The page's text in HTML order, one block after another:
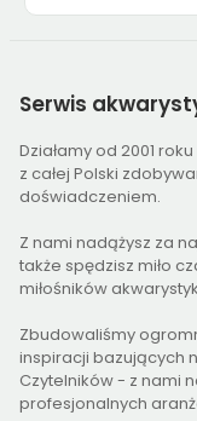
Serwis
Działamy od 2001
z całej Polski
doświadczeniem.
Z nami nadążysz za
także spędzisz miło
miłośników
Zbudowaliśmy
inspiracji bazujących
Czytelników - z nami
profesjonalnych